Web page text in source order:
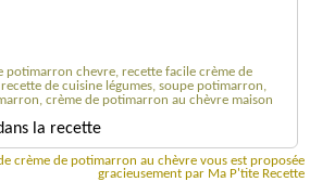
potimarron chevre, recette facile crème de
de cuisine légumes, soupe potimarron,
crème de potimarron au chèvre maison
la recette
crème de potimarron au chèvre vous est proposée
gracieusement par Ma P'tite Recette